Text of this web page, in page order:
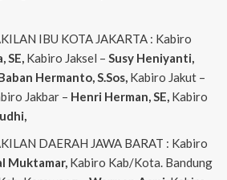
IBU KOTA JAKARTA : Kabiro
SE, Kabiro Jaksel – Susy Heniyanti,
Hermanto, S.Sos, Kabiro Jakut –
Jakbar – Henri Herman, SE, Kabiro
DAERAH JAWA BARAT : Kabiro
Muktamar, Kabiro Kab/Kota. Bandung